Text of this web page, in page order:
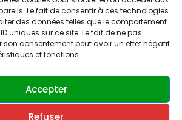
Le fait de consentir à ces technologies
des données telles que le comportement
uniques sur ce site. Le fait de ne pas
son consentement peut avoir un effet négatif
et fonctions.
Accepter
Refuser
par